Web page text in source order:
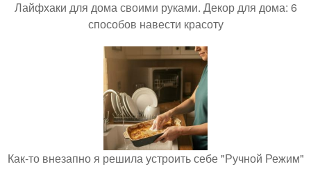
Лайфхаки для дома своими руками. Декор для дома: 6
способов навести красоту
Как-то внезапно я решила устроить себе "Ручной Режим"